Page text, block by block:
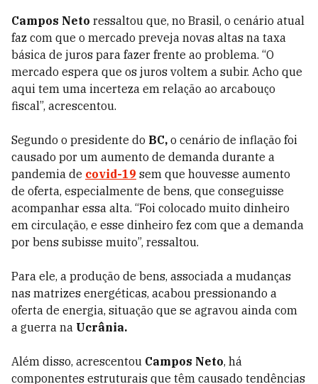
Campos Neto ressaltou que, no Brasil, o cenário atual
faz com que o mercado preveja novas altas na taxa
básica de juros para fazer frente ao problema. “O
mercado espera que os juros voltem a subir. Acho que
aqui tem uma incerteza em relação ao arcabouço
fiscal”, acrescentou.
Segundo o presidente do BC, o cenário de inflação foi
causado por um aumento de demanda durante a
pandemia de covid-19 sem que houvesse aumento
de oferta, especialmente de bens, que conseguisse
acompanhar essa alta. “Foi colocado muito dinheiro
em circulação, e esse dinheiro fez com que a demanda
por bens subisse muito”, ressaltou.
Para ele, a produção de bens, associada a mudanças
nas matrizes energéticas, acabou pressionando a
oferta de energia, situação que se agravou ainda com
a guerra na Ucrânia.
Além disso, acrescentou Campos Neto, há
componentes estruturais que têm causado tendências